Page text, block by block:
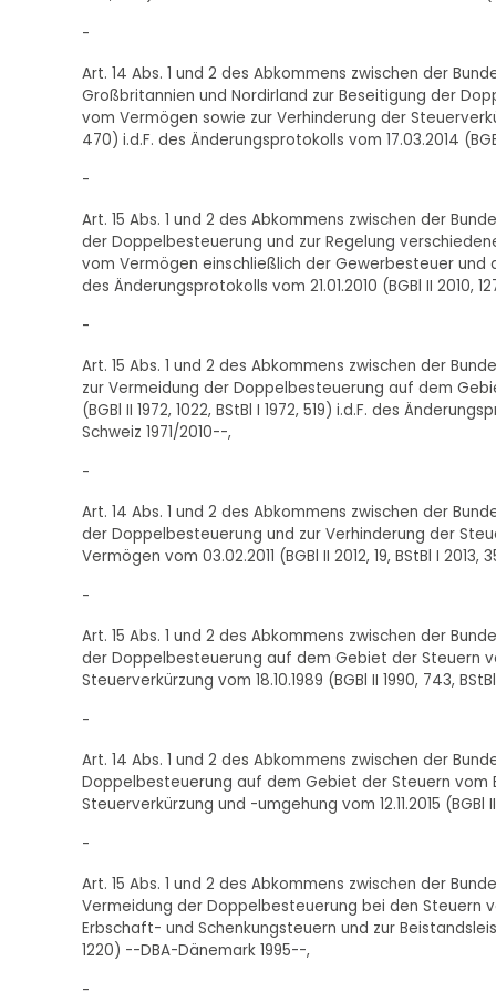
-
Art. 14 Abs. 1 und 2 des Abkommens zwischen der
Großbritannien und Nordirland zur Beseitigung der
vom Vermögen sowie zur Verhinderung der
470) i.d.F. des Änderungsprotokolls vom 17.03.2014
-
Art. 15 Abs. 1 und 2 des Abkommens zwischen der
der Doppelbesteuerung und zur Regelung
vom Vermögen einschließlich der Gewerbesteuer und
des Änderungsprotokolls vom 21.01.2010 (BGBl II 2010,
-
Art. 15 Abs. 1 und 2 des Abkommens zwischen der
zur Vermeidung der Doppelbesteuerung auf dem
(BGBl II 1972, 1022, BStBl I 1972, 519) i.d.F. des
Schweiz 1971/2010--,
-
Art. 14 Abs. 1 und 2 des Abkommens zwischen der
der Doppelbesteuerung und zur Verhinderung der
Vermögen vom 03.02.2011 (BGBl II 2012, 19, BStBl I
-
Art. 15 Abs. 1 und 2 des Abkommens zwischen der
der Doppelbesteuerung auf dem Gebiet der Steuern
Steuerverkürzung vom 18.10.1989 (BGBl II 1990, 743,
-
Art. 14 Abs. 1 und 2 des Abkommens zwischen der
Doppelbesteuerung auf dem Gebiet der Steuern vom
Steuerverkürzung und -umgehung vom 12.11.2015 (BGBl
-
Art. 15 Abs. 1 und 2 des Abkommens zwischen der
Vermeidung der Doppelbesteuerung bei den Steuern
Erbschaft- und Schenkungsteuern und zur
1220) --DBA-Dänemark 1995--,